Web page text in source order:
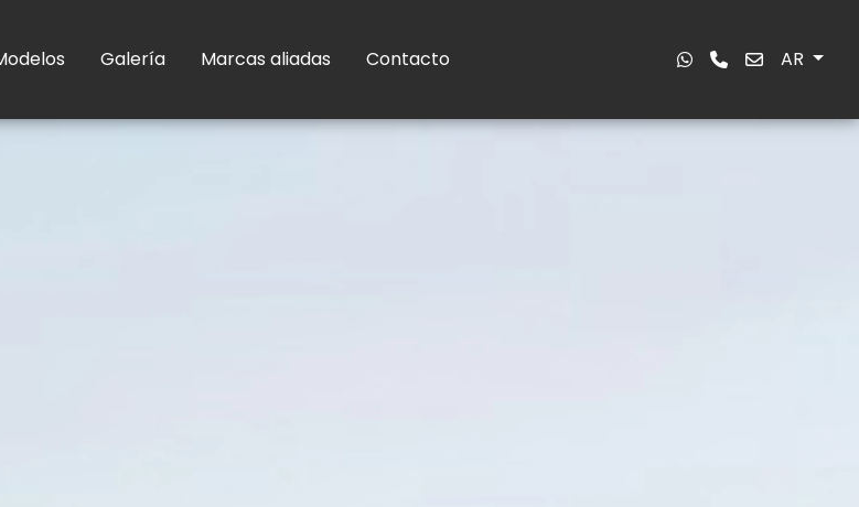
Galería Marcas aliadas Contacto AR